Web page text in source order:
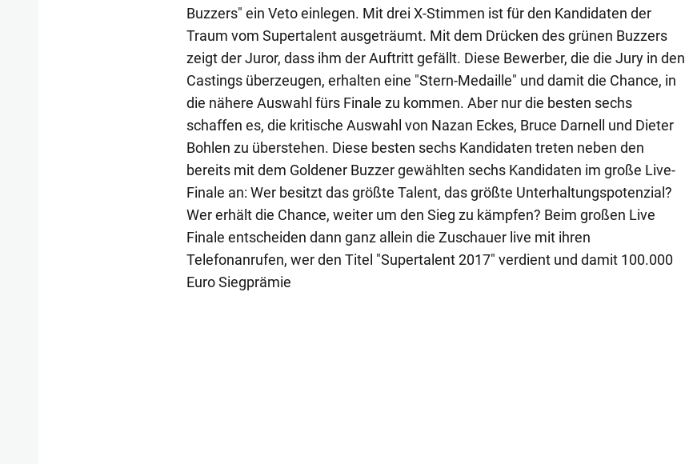
Buzzers" ein Veto einlegen. Mit drei X-Stimmen ist für den Kandidaten der
Traum vom Supertalent ausgeträumt. Mit dem Drücken des grünen Buzzers
zeigt der Juror, dass ihm der Auftritt gefällt. Diese Bewerber, die die Jury in den
Castings überzeugen, erhalten eine "Stern-Medaille" und damit die Chance, in
die nähere Auswahl fürs Finale zu kommen. Aber nur die besten sechs
schaffen es, die kritische Auswahl von Nazan Eckes, Bruce Darnell und Dieter
Bohlen zu überstehen. Diese besten sechs Kandidaten treten neben den
bereits mit dem Goldener Buzzer gewählten sechs Kandidaten im große Live-
Finale an: Wer besitzt das größte Talent, das größte Unterhaltungspotenzial?
Wer erhält die Chance, weiter um den Sieg zu kämpfen? Beim großen Live
Finale entscheiden dann ganz allein die Zuschauer live mit ihren
Telefonanrufen, wer den Titel "Supertalent 2017" verdient und damit 100.000
Euro Siegprämie